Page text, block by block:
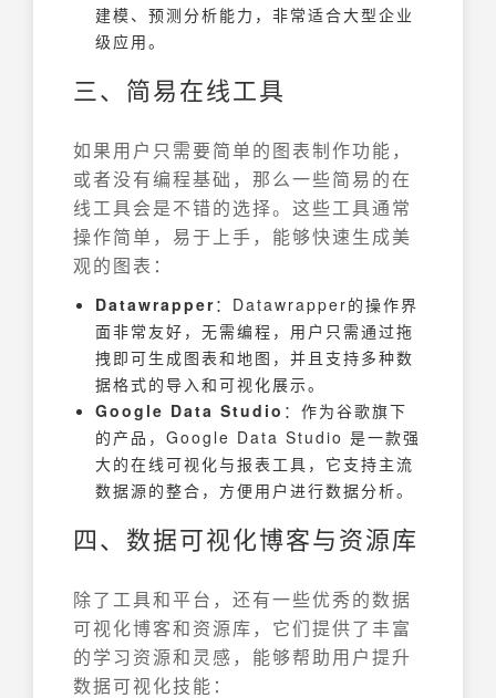
建模、预测分析能力，非常适合大型企业
级应用。
三、简易在线工具
如果用户只需要简单的图表制作功能，
或者没有编程基础，那么一些简易的在
线工具会是不错的选择。这些工具通常
操作简单，易于上手，能够快速生成美
观的图表：
Datawrapper：Datawrapper的操作界
面非常友好，无需编程，用户只需通过拖
拽即可生成图表和地图，并且支持多种数
据格式的导入和可视化展示。
Google Data Studio ：作为谷歌旗下
的产品，Google Data Studio 是一款强
大的在线可视化与报表工具，它支持主流
数据源的整合，方便用户进行数据分析。
四、数据可视化博客与资源库
除了工具和平台，还有一些优秀的数据
可视化博客和资源库，它们提供了丰富
的学习资源和灵感，能够帮助用户提升
数据可视化技能：